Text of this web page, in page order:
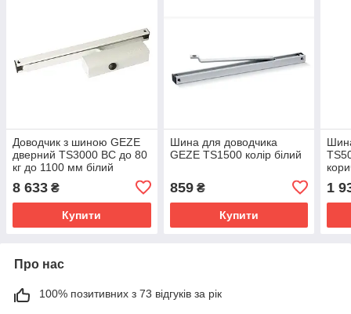
Доводчик з шиною GEZE
дверний TS3000 BC до 80
кг до 1100 мм білий
8 633 ₴
Купити
Шина для доводчика
GEZE TS1500 колір білий
859₴
Купити
1
Про нас
100% позитивних з 73 відгуків за рік